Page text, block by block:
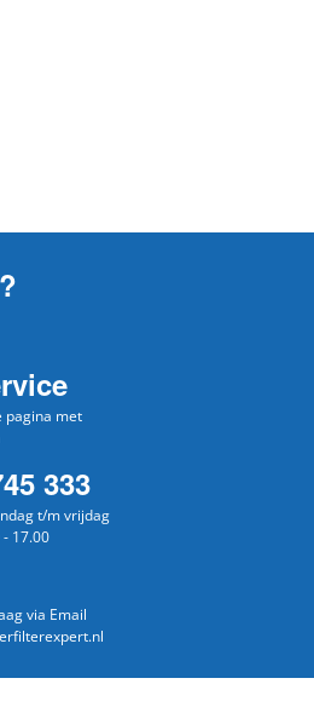
pagina met
333
t/m vrijdag
17.00
via Email